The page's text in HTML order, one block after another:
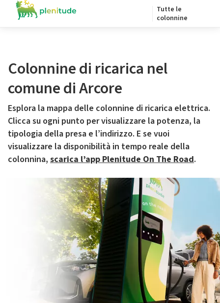
Tutte le
colonnine
Colonnine di ricarica nel
comune di Arcore
Esplora la mappa delle colonnine di ricarica elettrica.
Clicca su ogni punto per visualizzare la potenza, la
tipologia della presa e l’indirizzo. E se vuoi
visualizzare la disponibilità in tempo reale della
colonnina, scarica l’app Plenitude On The Road.